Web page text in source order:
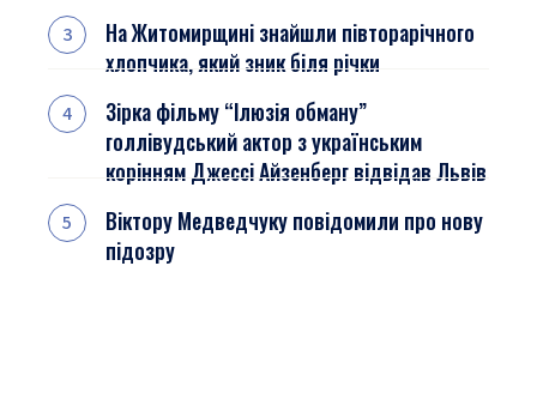
На Житомирщині знайшли півторарічного
хлопчика, який зник біля річки
Зірка фільму “Ілюзія обману”
голлівудський актор з українським
корінням Джессі Айзенберг відвідав Львів
Віктору Медведчуку повідомили про нову
підозру